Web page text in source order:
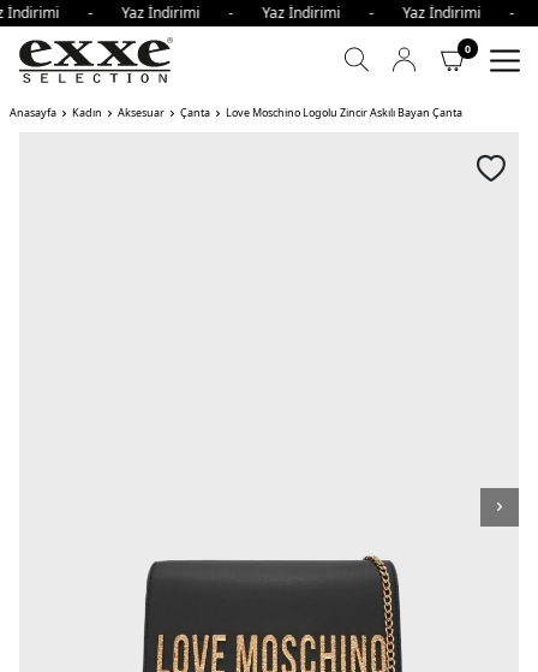
- Yaz İndirimi - Yaz İndirimi - Yaz
0
Anasayfa Kadın Aksesuar Çanta Love Moschino Logolu Zincir Askılı Bayan Çanta